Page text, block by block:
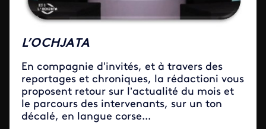
L’OCHJATA
En compagnie d'invités, et à travers des
reportages et chroniques, la rédactioni vous
proposent retour sur l’actualité du mois et
le parcours des intervenants, sur un ton
décalé, en langue corse...